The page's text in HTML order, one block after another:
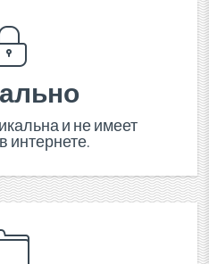
и не имеет
интернете.